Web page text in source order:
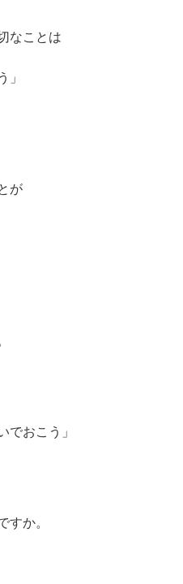
なことは
」
が
でおこう」
すか。